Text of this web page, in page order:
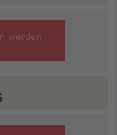
werden